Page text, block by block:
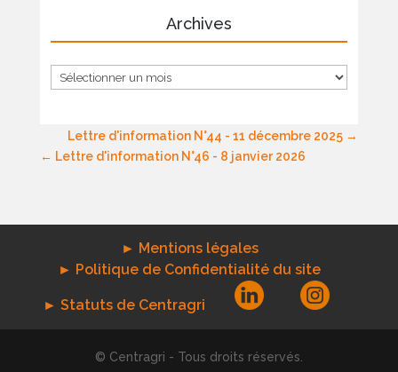
Archives
Archives
Lettre d'information N°44 - 11 décembre 2025
Lettre d'information N°46 - 8 janvier 2026
► Mentions légales
► Politique de Confidentialité du site
► Statuts de Centragri
© Centragri - Tous droits réservés.